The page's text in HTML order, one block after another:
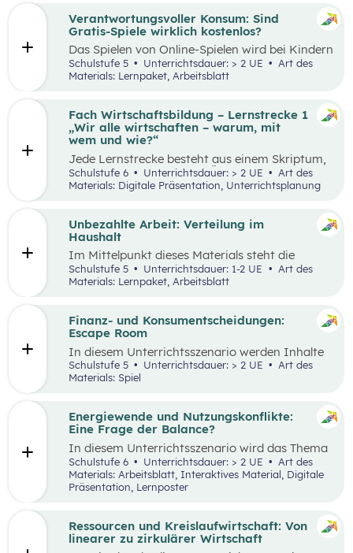
Energiewende und Nutzungskonflikte:
Eine Frage der Balance?
In diesem Unterrichtsszenario wird das Thema
Energiewende und damit einhergehende
Nutzungskonflikte behandelt. Methodisch wird
zuerst mit einem Wimmelbild gearbeitet, auf
dem unterschiedliche Szenen und Darstellungen
einhergehender Konflikte zu finden sind.
Schulstufe 6 Unterrichtsdauer: > 2 UE
Materials: Arbeitsblatt, Interaktives Material, Digitale
Präsentation, Lernposter
Ressourcen und Kreislaufwirtschaft: Von
linearer zu zirkulärer Wirtschaft
Unbezahlte Arbeit: Verteilung im
Haushalt
Im Mittelpunkt dieses Materials steht die
Auseinandersetzung mit (unbezahlter) Arbeit
und deren Verteilung. Der Schwerpunkt liegt
Beispielen wird an die Lebenswelt der
Schüler:innen angeknüpft, die selbst unbezahlte
Tätigkeiten im Haushalt aufzeichnen und deren
Verteilung reflektieren.
Schulstufe 5 Unterrichtsdauer: 1-2 UE
Materials: Lernpaket, Arbeitsblatt
Finanz- und Konsumentscheidungen:
Escape Room
In diesem Unterrichtsszenario werden Inhalte
desKompetenzbereichs„Leben und
Wirtschaften im eigenen Umfeld“ spielerisch
Kooperation bei der Teamarbeit
zwischenmenschliche Kompetenzen zu stärken
und sogenannte 21
st
Schulstufe 5 Unterrichtsdauer: > 2 UE
Art des
Materials: Spiel
Verantwortungsvoller Konsum: Sind
Gratis-Spiele wirklich kostenlos?
Das Spielen von Online-Spielen wird bei Kindern
und Jugendlichen immer beliebter. Während
Spielen viele Vorteile mit sich bringt, ist es
aufmerksam zu machen. Das vorliegende Lehr-
und Lernmaterial setzt sich aus zwei
aufeinander aufbauenden Teilen zusammen, die
abgehandelt werden können.
Schulstufe 5 Unterrichtsdauer: > 2 UE
Art des
Materials: Lernpaket, Arbeitsblatt
Fach Wirtschaftsbildung – Lernstrecke 1
„Wir alle wirtschaften – warum, mit
wem und wie?“
Jede Lernstrecke besteht aus einem Skriptum,
welches dazu dient einen Überblick über die
jeweilige Lernstrecke zu erhalten. Mit
dem eigenen Unterrichtsgegenstand
Wissen und entwickeln Fähigkeiten,
Einstellungen und Verhaltensbereitschaften, die
sie in ökonomisch geprägten Lebenssituationen
benötigen. Diese sollen ihnen dabei helfen,
ökonomische Herausforderungen, Aufgaben
und Problemstellungen erkennen, analysieren,
Schulstufe 6 Unterrichtsdauer: > 2 UE
Materials: Digitale Präsentation, Unterrichtsplanung
beschrieben. Tipps und Tricks rund um den
Markt-Tag selbst, sowie ein Vorschlag, wie das
Erlebnis gefeiert und präsentiert werden kann,
sind ebenfalls enthalten.